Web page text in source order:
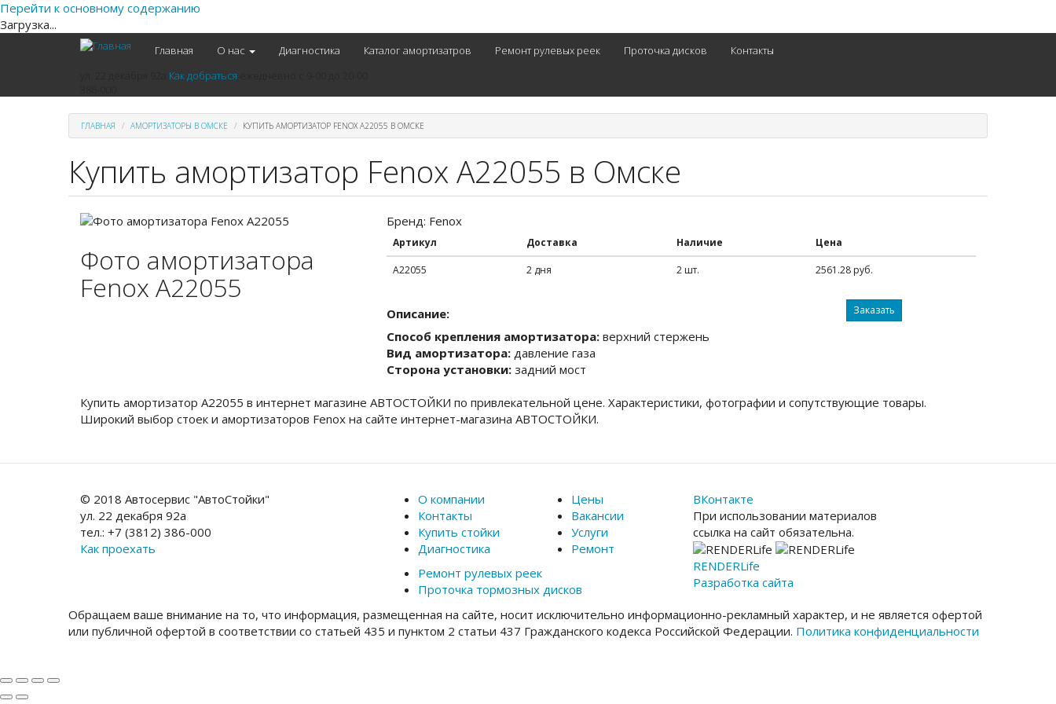
Перейти к основному содержанию
Загрузка...
Главная О нас Диагностика Каталог амортизатров Ремонт рулевых реек Проточка дисков
Контакты
Как добраться
ГЛАВНАЯ АМОРТИЗАТОРЫ В ОМСКЕ КУПИТЬ АМОРТИЗАТОР FENOX A22055 В ОМСКЕ
Купить амортизатор Fenox A22055 в Омске
Фото амортизатора
Fenox A22055
Бренд: Fenox
Артикул Доставка Наличие Цена
A22055 2 дня 2 шт. 2561.28 руб.
Описание:
Способ крепления амортизатора: верхний стержень
Вид амортизатора: давление газа
Сторона установки: задний мост
Заказать
Купить амортизатор A22055 в интернет магазине АВТОСТОЙКИ по привлекательной цене. Характеристики, фотографии и сопутствующие товары.
Широкий выбор стоек и амортизаторов Fenox на сайте интернет-магазина АВТОСТОЙКИ.
© 2018 Автосервис "АвтоСтойки"
ул. 22 декабря 92а
тел.: +7 (3812) 386-000
Как проехать
О компании
Контакты
Купить стойки
Диагностика
Цены
Вакансии
Услуги
Ремонт
Ремонт рулевых реек
Проточка тормозных дисков
ВКонтакте
При использовании материалов
ссылка на сайт обязательна.
RENDERLife
Разработка сайта
Обращаем ваше внимание на то, что информация, размещенная на сайте, носит исключительно информационно-рекламный характер, и не является офертой
или публичной офертой в соответствии со статьей 435 и пунктом 2 статьи 437 Гражданского кодекса Российской Федерации. Политика конфиденциальности